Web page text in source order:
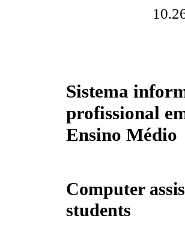
Sistema
profissional
Ensino Médio
Computer
students